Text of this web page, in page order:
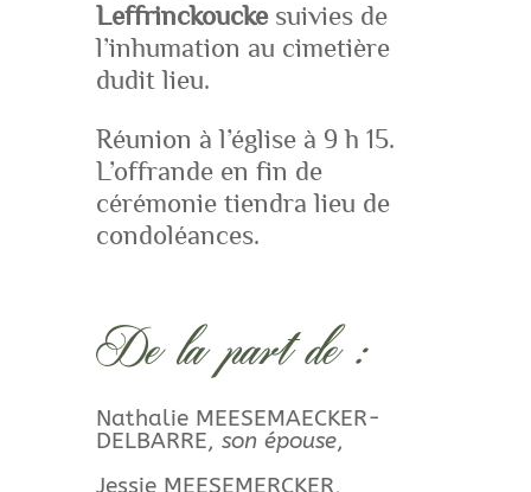
Leffrinckouckesuivies de
l’inhumation au cimetière
dudit lieu.
Réunion à l’église à 9 h 15.
L’offrande en fin de
cérémonie tiendra lieu de
condoléances.
De la part de :
Nathalie MEESEMAECKER-
DELBARRE, son épouse,
Jessie MEESEMERCKER,